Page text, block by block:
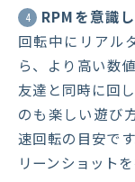
4
RPMを意識
回転中にリアル
ら、より高い数
友達と同時に回
のも楽しい遊び
速回転の目安で
リーンショット